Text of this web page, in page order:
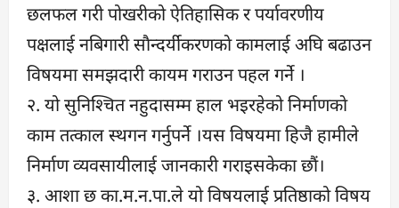
छलफल गरी पोखरीको ऐतिहासिक र पर्यावरणीय
पक्षलाई नबिगारी साैन्दर्यीकरणकाे कामलाई अघि बढाउन
विषयमा समझदारी कायम गराउन पहल गर्ने ।
२. यो सुनिश्चित नहुदासम्म हाल भइरहेको निर्माणकाे
काम तत्काल स्थगन गर्नुपर्ने ।यस विषयमा हिजै हामीले
निर्माण व्यवसायीलाई जानकारी गराइसकेका छाैं।
३. आशा छ का.म.न.पा.ले यो विषयलाई प्रतिष्ठाको विषय